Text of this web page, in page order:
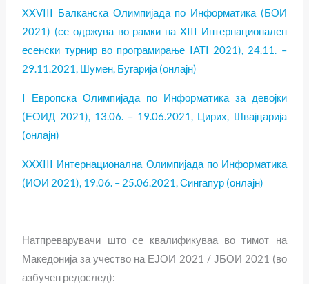
XXVIII Балканска Олимпијада по Информатика (БОИ
2021) (се одржува во рамки на XIII Интернационален
есенски турнир во програмирање IATI 2021), 24.11. –
29.11.2021, Шумен, Бугарија (онлајн)
I Европска Олимпијада по Информатика за девојки
(ЕОИД 2021), 13.06. – 19.06.2021, Цирих, Швајцарија
(онлајн)
XXXIII Интернационална Олимпијада по Информатика
(ИОИ 2021), 19.06. – 25.06.2021, Сингапур (онлајн)
Натпреварувачи што се квалификуваа во тимот на
Македонија за учество на ЕЈОИ 2021 / ЈБОИ 2021 (во
азбучен редослед):